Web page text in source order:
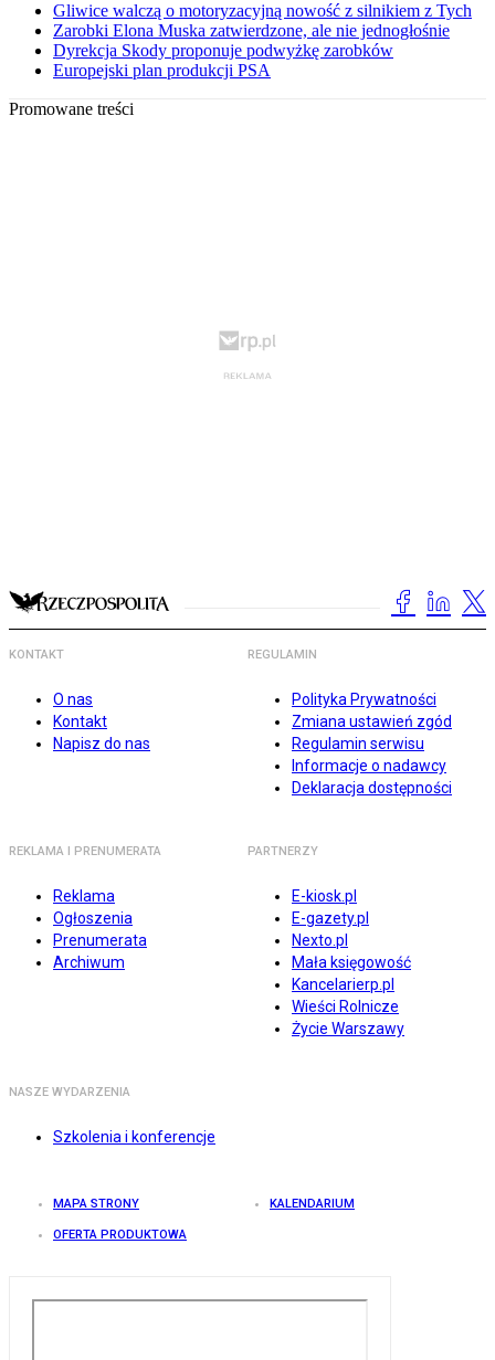
Gliwice walczą o motoryzacyjną nowość z silnikiem z Tych
Zarobki Elona Muska zatwierdzone, ale nie jednogłośnie
Dyrekcja Skody proponuje podwyżkę zarobków
Europejski plan produkcji PSA
Promowane treści
KONTAKT
O nas
Kontakt
Napisz do nas
REGULAMIN
Polityka Prywatności
Zmiana ustawień zgód
Regulamin serwisu
Informacje o nadawcy
Deklaracja dostępności
REKLAMA I PRENUMERATA
Reklama
Ogłoszenia
Prenumerata
Archiwum
PARTNERZY
E-kiosk.pl
E-gazety.pl
Nexto.pl
Mała księgowość
Kancelarierp.pl
Wieści Rolnicze
Życie Warszawy
NASZE WYDARZENIA
Szkolenia i konferencje
MAPA STRONY KALENDARIUM
OFERTA PRODUKTOWA